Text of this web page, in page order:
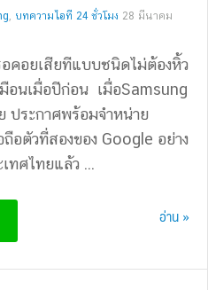
, บทความไอที 24 ชั่วโมง 28 มีนาคม
คอยเสียทีแบบชนิดไม่ต้องหิ้ว
อนเมื่อปีก่อน เมื่อSamsung
ประกาศพร้อมจำหน่าย
อตัวที่สองของ Google อย่าง
ทศไทยแล้ว ...
อ่าน »